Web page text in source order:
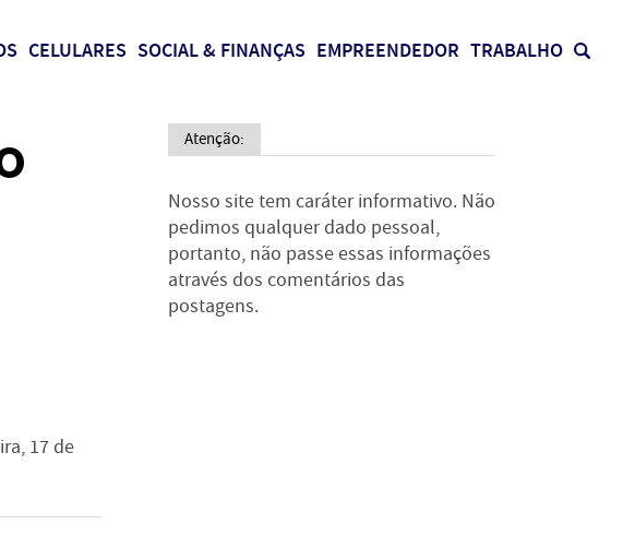
CELULARES SOCIAL & FINANÇAS EMPREENDEDOR TRABALHO
17 de
Atenção:
Nosso site tem caráter informativo. Não
pedimos qualquer dado pessoal,
portanto, não passe essas informações
através dos comentários das
postagens.